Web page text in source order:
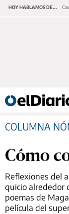
HOY HABLAMOS DE...
COLUMNA
Cómo
Reflexiones del
quicio alrededor
poemas de
película del